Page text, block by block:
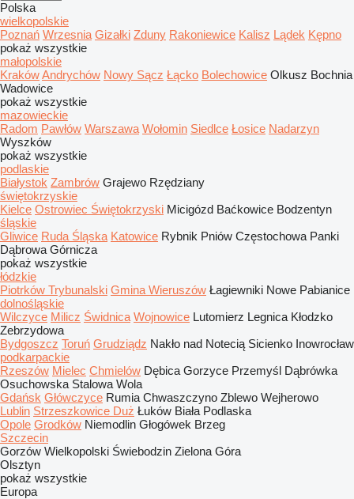
Polska
wielkopolskie
Poznań Wrzesnia Gizałki Zduny Rakoniewice Kalisz Lądek Kępno
pokaż wszystkie
małopolskie
KrakówAndrychów Nowy Sącz Łącko Bolechowice Olkusz Bochnia
Wadowice
pokaż wszystkie
mazowieckie
Radom Pawłów Warszawa Wołomin Siedlce Łosice Nadarzyn
Wyszków
pokaż wszystkie
podlaskie
Białystok Zambrów Grajewo Rzędziany
świętokrzyskie
Kielce Ostrowiec Świętokrzyski Micigózd Baćkowice Bodzentyn
śląskie
Gliwice Ruda Śląska Katowice Rybnik Pniów Częstochowa Panki
Dąbrowa Górnicza
pokaż wszystkie
łódzkie
Piotrków Trybunalski Gmina Wieruszów Łagiewniki Nowe Pabianice
dolnośląskie
Wilczyce Milicz Świdnica Wojnowice Lutomierz Legnica Kłodzko
Zebrzydowa
Bydgoszcz Toruń Grudziądz Nakło nad Notecią Sicienko Inowrocław
podkarpackie
Rzeszów Mielec Chmielów Dębica Gorzyce Przemyśl Dąbrówka
Osuchowska Stalowa Wola
Gdańsk Główczyce Rumia Chwaszczyno Zblewo Wejherowo
Lublin Strzeszkowice Duż Łuków Biała Podlaska
Opole Grodków Niemodlin Głogówek Brzeg
Szczecin
Gorzów Wielkopolski Świebodzin Zielona Góra
Olsztyn
pokaż wszystkie
Europa